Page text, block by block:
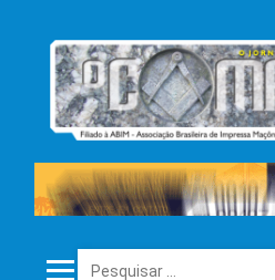
Pesquisar por: